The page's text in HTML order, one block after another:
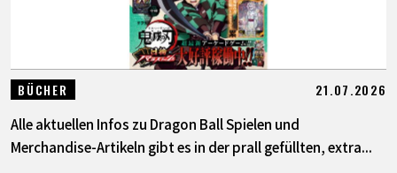
BÜCHER 21.07.2026
Alle aktuellen Infos zu Dragon Ball Spielen und
Merchandise-Artikeln gibt es in der prall gefüllten, extra...